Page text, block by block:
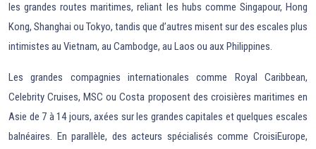
les grandes routes maritimes, reliant les hubs comme Singapour, Hong
Kong, Shanghai ou Tokyo, tandis que d’autres misent sur des escales plus
intimistes au Vietnam, au Cambodge, au Laos ou aux Philippines.
Les grandes compagnies internationales comme Royal Caribbean,
Celebrity Cruises, MSC ou Costa proposent des croisières maritimes en
Asie de 7 à 14 jours, axées sur les grandes capitales et quelques escales
balnéaires. En parallèle, des acteurs spécialisés comme CroisiEurope,